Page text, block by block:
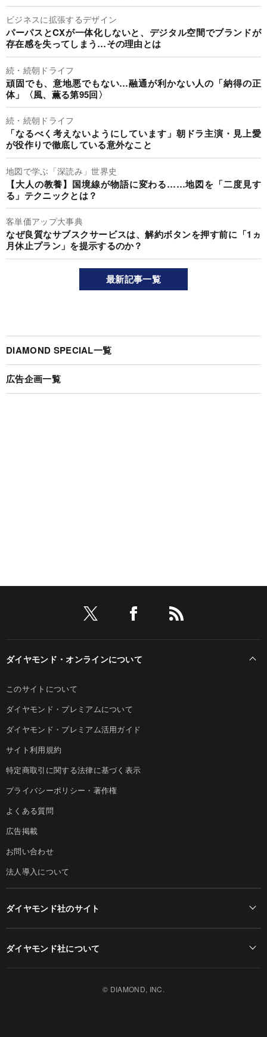
ビジネスに拡張するデザイン
パーパスとCXが一体化しないと、デジタル空間でブランドが
存在感を失ってしまう…その理由とは
続・続朝ドライフ
頑固でも、意地悪でもない…融通が利かない人の「納得の正
体」〈風、薫る第95回〉
続・続朝ドライフ
「なるべく考えないようにしています」朝ドラ主演・見上愛
が役作りで徹底している意外なこと
地図で学ぶ「深読み」世界史
【大人の教養】国境線が物語に変わる……地図を「二度見す
る」テクニックとは？
客単価アップ大事典
なぜ良質なサブスクサービスは、解約ボタンを押す前に「1ヵ
月休止プラン」を提示するのか？
最新記事一覧
DIAMOND SPECIAL一覧
広告企画一覧
ダイヤモンド・オンラインについて
このサイトについて
ダイヤモンド・プレミアムについて
ダイヤモンド・プレミアム活用ガイド
サイト利用規約
特定商取引に関する法律に基づく表示
プライバシーポリシー・著作権
よくある質問
広告掲載
お問い合わせ
法人導入について
ダイヤモンド社のサイト
ダイヤモンド社について
© DIAMOND, INC.